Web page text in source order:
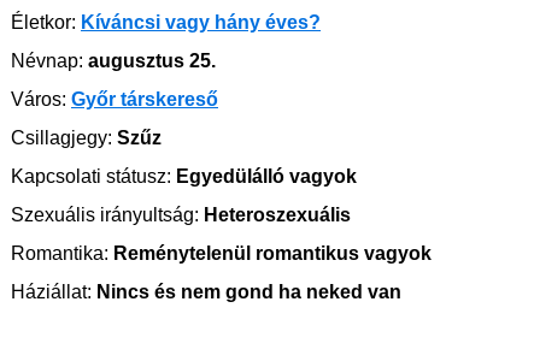
Életkor: Kíváncsi vagy hány éves?
Névnap: augusztus 25.
Város: Győr társkereső
Csillagjegy: Szűz
Kapcsolati státusz: Egyedülálló vagyok
Szexuális irányultság: Heteroszexuális
Romantika: Reménytelenül romantikus vagyok
Háziállat: Nincs és nem gond ha neked van